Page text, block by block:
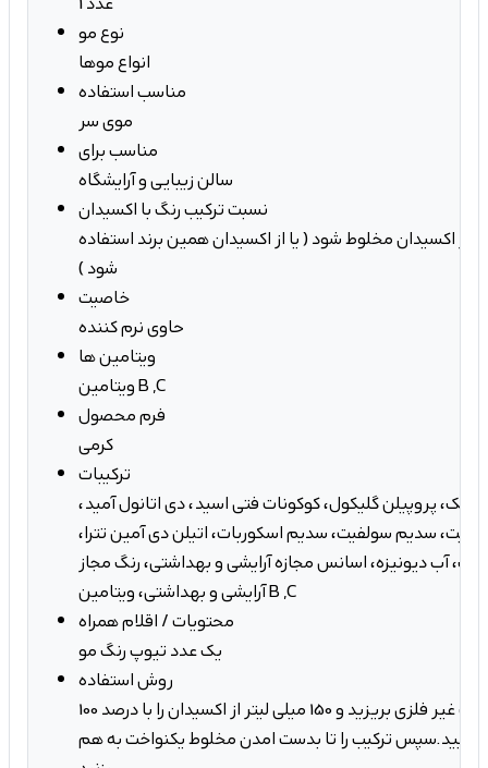
نوع مو
انواع موها
مناسب استفاده
موی سر
مناسب برای
سالن زیبایی و آرایشگاه
نسبت ترکیب رنگ با اکسیدان
عدد تیوپ با 1.5 برابر اکسیدان مخلوط شود ( یا از اکسیدان همین برند استفاده
شود )
خاصیت
حاوی نرم کننده
ویتامین ها
ویتامین B ,C
فرم محصول
کرمی
ترکیبات
پروپیلن گلیکول، کوکونات فتی اسید، دی اتانول آمید،
سدیم سولفیت، سدیم اسکوربات، اتیلن دی آمین تترا،
آب دیونیزه، اسانس مجازه آرایشی و بهداشتی، رنگ مجاز
آرایشی و بهداشتی، ویتامین B ,C
محتویات / اقلام همراه
یک عدد تیوپ رنگ مو
روش استفاده
100 میل از رنگ مو را در ظرف غیر فلزی بریزید و 150 میلی لیتر از اکسیدان را با درصد
نمایید.سپس ترکیب را تا بدست امدن مخلوط یکنواخت به هم